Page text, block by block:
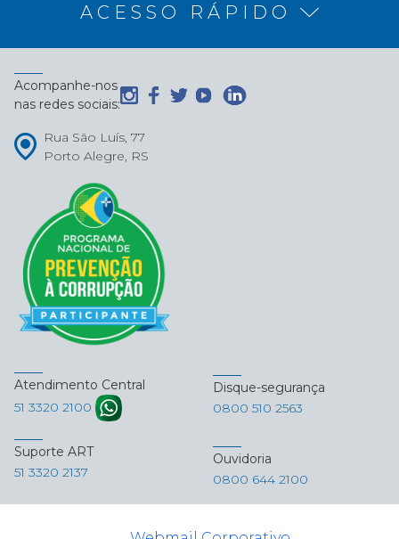
ACESSO RÁPIDO
Acompanhe-nos
nas redes sociais:
Rua São Luís, 77
Porto Alegre, RS
Atendimento Central
51 3320 2100
Disque-segurança
0800 510 2563
Suporte ART
51 3320 2137
Ouvidoria
0800 644 2100